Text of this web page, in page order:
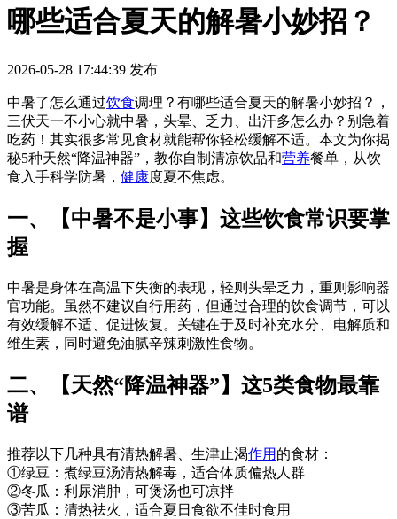
哪些适合夏天的解暑小妙招？
2026-05-28 17:44:39 发布
中暑了怎么通过饮食调理？有哪些适合夏天的解暑小妙招？，
三伏天一不小心就中暑，头晕、乏力、出汗多怎么办？别急着
吃药！其实很多常见食材就能帮你轻松缓解不适。本文为你揭
秘5种天然“降温神器”，教你自制清凉饮品和营养餐单，从饮
食入手科学防暑， 健康度夏不焦虑。
一、【中暑不是小事】这些饮食常识要掌
握
中暑是身体在高温下失衡的表现，轻则头晕乏力，重则影响器
官功能。虽然不建议自行用药，但通过合理的饮食调节，可以
有效缓解不适、促进恢复。关键在于及时补充水分、电解质和
维生素，同时避免油腻辛辣刺激性食物。
二、【天然“降温神器”】这5类食物最靠
谱
推荐以下几种具有清热解暑、生津止渴作用 的食材：
①绿豆：煮绿豆汤清热解毒，适合体质偏热人群
②冬瓜：利尿消肿，可煲汤也可凉拌
③苦瓜：清热祛火，适合夏日食欲不佳时食用